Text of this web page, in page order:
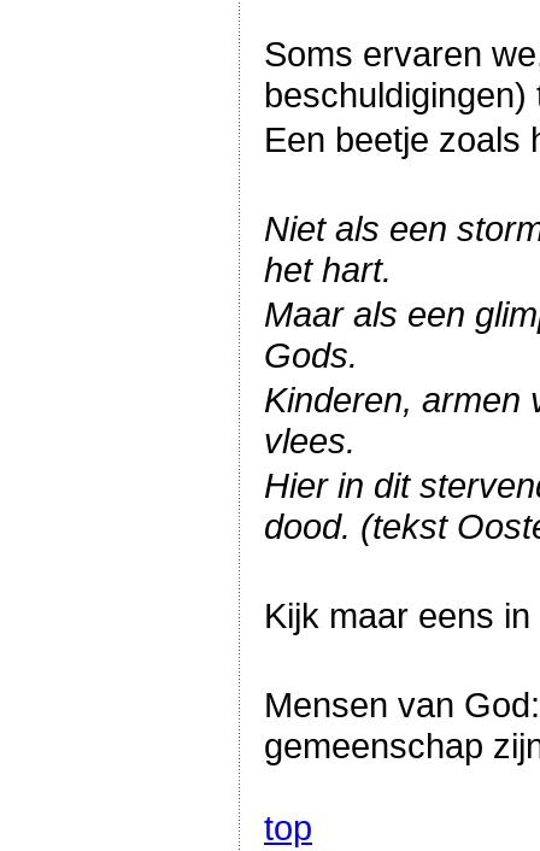
Soms ervaren
Een beetje zoals
Niet als een
het hart.
Maar als een
Gods.
Kinderen, armen
vlees.
Hier in dit
dood. (tekst
Kijk maar eens
Mensen van
gemeenschap
top